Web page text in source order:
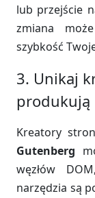
lub przejście
zmiana
szybkość
3. Unikaj
produkują
Kreatory
Gutenberg
węzłów
narzędzia są